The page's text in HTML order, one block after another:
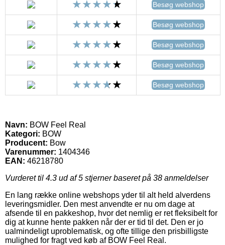
Besøg webshop
Besøg webshop
Besøg webshop
Besøg webshop
Besøg webshop
Navn: BOW Feel Real
Kategori: BOW
Producent: Bow
Varenummer: 1404346
EAN: 46218780
Vurderet til 4.3 ud af 5 stjerner baseret på 38 anmeldelser
En lang række online webshops yder til alt held alverdens
leveringsmidler. Den mest anvendte er nu om dage at
afsende til en pakkeshop, hvor det nemlig er ret fleksibelt for
dig at kunne hente pakken når der er tid til det. Den er jo
ualmindeligt uproblematisk, og ofte tillige den prisbilligste
mulighed for fragt ved køb af BOW Feel Real.